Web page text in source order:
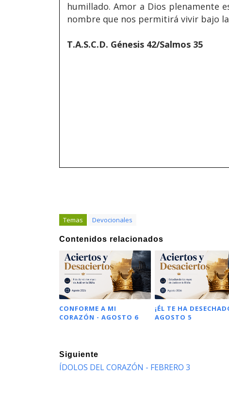
humillado. Amor a Dios plenamente
nombre que nos permitirá vivir bajo
T.A.S.C.D. Génesis 42/Salmos 35
Temas Devocionales
Contenidos relacionados
CONFORME A MI
CORAZÓN - AGOSTO 6
¡ÉL TE HA
AGOSTO 5
Siguiente
ÍDOLOS DEL CORAZÓN - FEBRERO 3